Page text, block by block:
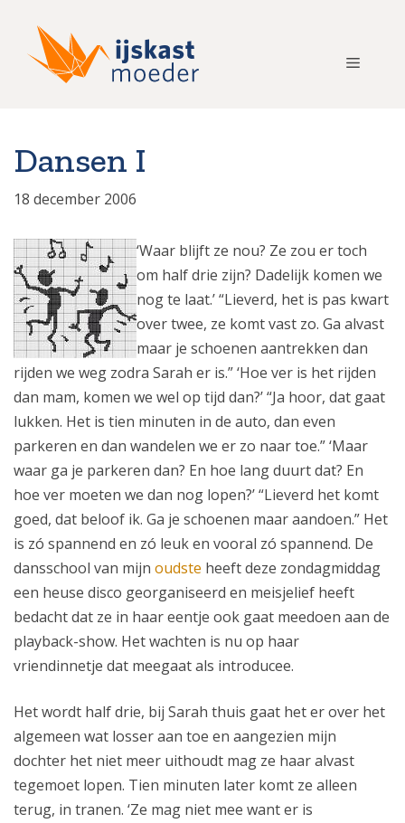
Menu
Dansen I
18 december 2006
‘Waar blijft ze nou? Ze zou er toch
om half drie zijn? Dadelijk komen we
nog te laat.’ “Lieverd, het is pas kwart
over twee, ze komt vast zo. Ga alvast
maar je schoenen aantrekken dan
rijden we weg zodra Sarah er is.” ‘Hoe ver is het rijden
dan mam, komen we wel op tijd dan?’ “Ja hoor, dat gaat
lukken. Het is tien minuten in de auto, dan even
parkeren en dan wandelen we er zo naar toe.” ‘Maar
waar ga je parkeren dan? En hoe lang duurt dat? En
hoe ver moeten we dan nog lopen?’ “Lieverd het komt
goed, dat beloof ik. Ga je schoenen maar aandoen.” Het
is zó spannend en zó leuk en vooral zó spannend. De
dansschool van mijn oudste heeft deze zondagmiddag
een heuse disco georganiseerd en meisjelief heeft
bedacht dat ze in haar eentje ook gaat meedoen aan de
playback-show. Het wachten is nu op haar
vriendinnetje dat meegaat als introducee.
Het wordt half drie, bij Sarah thuis gaat het er over het
algemeen wat losser aan toe en aangezien mijn
dochter het niet meer uithoudt mag ze haar alvast
tegemoet lopen. Tien minuten later komt ze alleen
terug, in tranen. ‘Ze mag niet mee want er is